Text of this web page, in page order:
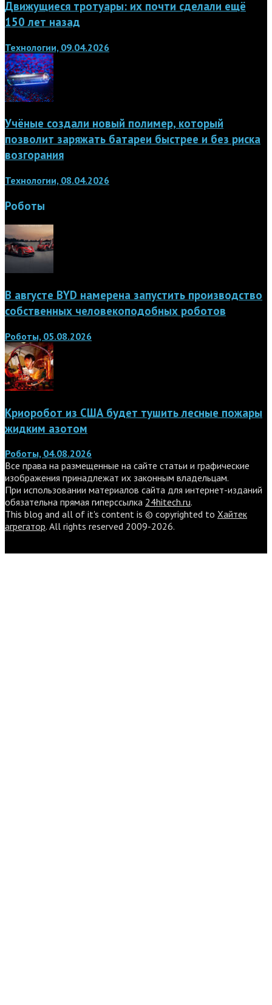
Движущиеся тротуары: их почти сделали ещё
150 лет назад
Технологии, 09.04.2026
Учёные создали новый полимер, который
позволит заряжать батареи быстрее и без риска
возгорания
Технологии, 08.04.2026
Роботы
В августе BYD намерена запустить производство
собственных человекоподобных роботов
Роботы, 05.08.2026
Криоробот из США будет тушить лесные пожары
жидким азотом
Роботы, 04.08.2026
Все права на размещенные на сайте статьи и графические
изображения принадлежат их законным владельцам.
При использовании материалов сайта для интернет-изданий
обязательна прямая гиперссылка 24hitech.ru.
This blog and all of it's content is © copyrighted to Хайтек
агрегатор. All rights reserved 2009-2026.